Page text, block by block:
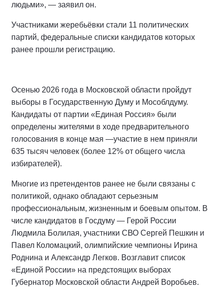
людьми», — заявил он.
Участниками жеребьёвки стали 11 политических
партий, федеральные списки кандидатов которых
ранее прошли регистрацию.
Осенью 2026 года в Московской области пройдут
выборы в Государственную Думу и Мособлдуму.
Кандидаты от партии «Единая Россия» были
определены жителями в ходе предварительного
голосования в конце мая —участие в нем приняли
635 тысяч человек (более 12% от общего числа
избирателей).
Многие из претендентов ранее не были связаны с
политикой, однако обладают серьезным
профессиональным, жизненным и боевым опытом. В
числе кандидатов в Госдуму — Герой России
Людмила Болилая, участники СВО Сергей Пешкин и
Павел Коломацкий, олимпийские чемпионы Ирина
Роднина и Александр Легков. Возглавит список
«Единой России» на предстоящих выборах
Губернатор Московской области Андрей Воробьев.